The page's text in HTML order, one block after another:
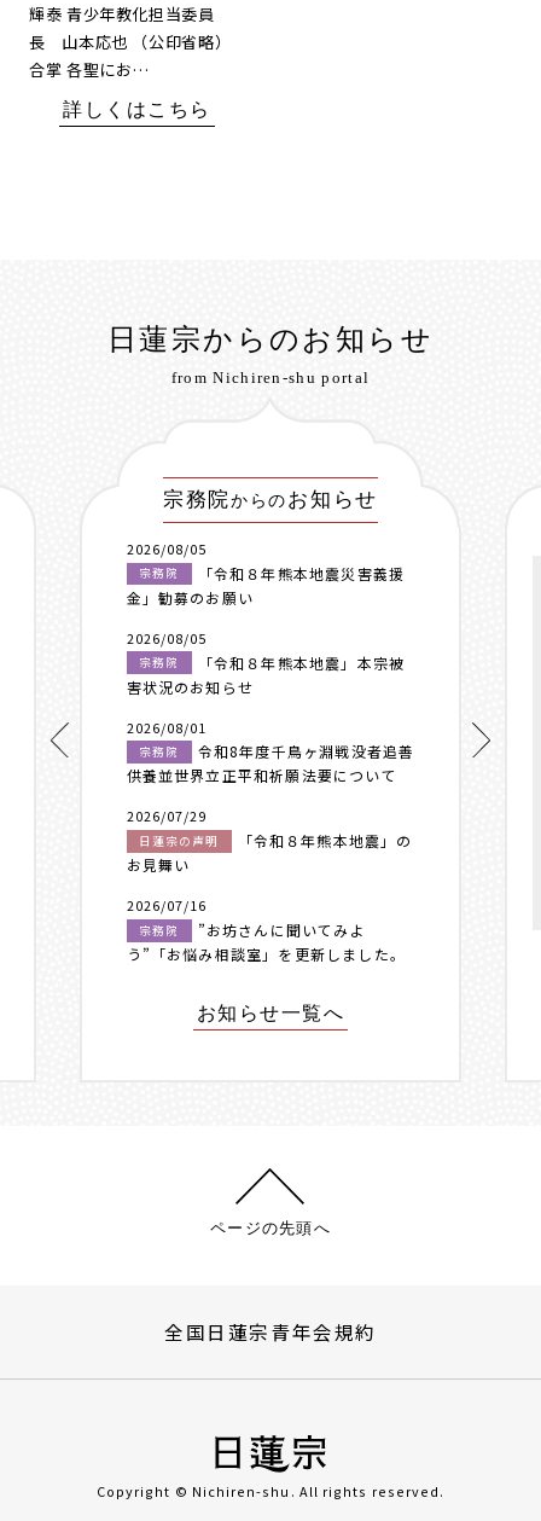
輝泰 青少年教化担当委員
長 山本応也 （公印省略）
合掌 各聖にお…
詳しくはこちら
日蓮宗からのお知らせ
from Nichiren-shu portal
宗務院からのお知らせ
2026/08/05
宗務院
「令和８年熊本地震災害義援
金」勧募のお願い
2026/08/05
宗務院
「令和８年熊本地震」本宗被
害状況のお知らせ
2026/08/01
宗務院
令和8年度千鳥ヶ淵戦没者追善
供養並世界立正平和祈願法要について
2026/07/29
日蓮宗の声明
「令和８年熊本地震」の
お見舞い
2026/07/16
宗務院
”お坊さんに聞いてみよ
う”「お悩み相談室」を更新しました。
お知らせ一覧へ
ページの先頭へ
全国日蓮宗青年会規約
Copyright © Nichiren-shu. All rights reserved.